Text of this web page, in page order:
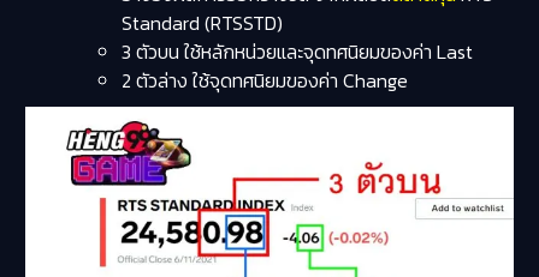
Standard (RTSSTD)
3 ตัวบน ใช้หลักหน่วยและจุดทศนิยมของค่า Last
2 ตัวล่าง ใช้จุดทศนิยมของค่า Change